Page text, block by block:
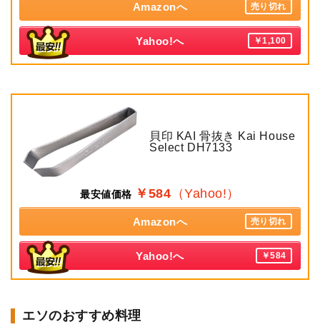
Amazonへ 売り切れ
Yahoo!へ ￥1,100
貝印 KAI 骨抜き Kai House
Select DH7133
最安値価格 ￥584 （Yahoo!）
Amazonへ 売り切れ
Yahoo!へ ￥584
エソのおすすめ料理